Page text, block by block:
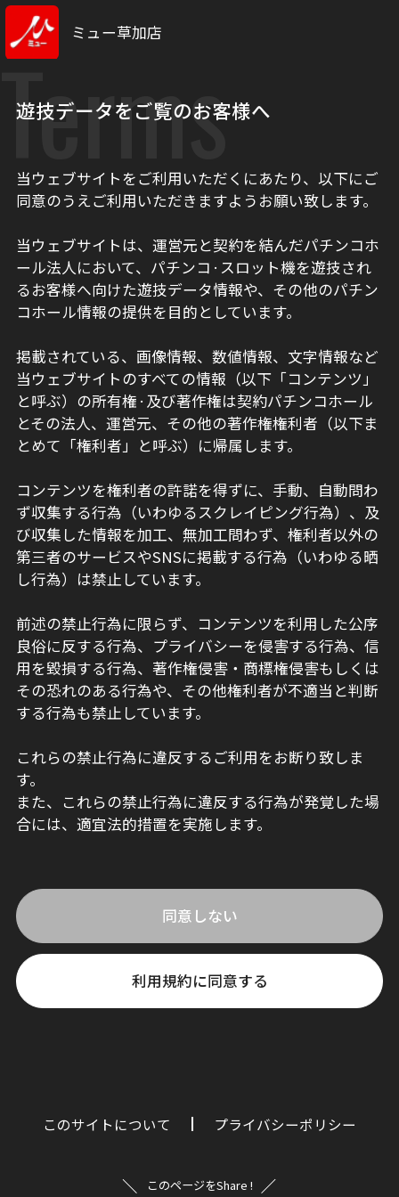
ミュー草加店
Terms
遊技データをご覧のお客様へ
当ウェブサイトをご利用いただくにあたり、以下にご
同意のうえご利用いただきますようお願い致します。
当ウェブサイトは、運営元と契約を結んだパチンコホ
ール法人において、パチンコ·スロット機を遊技され
るお客様へ向けた遊技データ情報や、その他のパチン
コホール情報の提供を目的としています。
掲載されている、画像情報、数値情報、文字情報など
当ウェブサイトのすべての情報（以下「コンテンツ」
と呼ぶ）の所有権·及び著作権は契約パチンコホール
とその法人、運営元、その他の著作権権利者（以下ま
とめて「権利者」と呼ぶ）に帰属します。
コンテンツを権利者の許諾を得ずに、手動、自動問わ
ず収集する行為（いわゆるスクレイピング行為）、及
び収集した情報を加工、無加工問わず、権利者以外の
第三者のサービスやSNSに掲載する行為（いわゆる晒
し行為）は禁止しています。
前述の禁止行為に限らず、コンテンツを利用した公序
良俗に反する行為、プライバシーを侵害する行為、信
用を毀損する行為、著作権侵害・商標権侵害もしくは
その恐れのある行為や、その他権利者が不適当と判断
する行為も禁止しています。
これらの禁止行為に違反するご利用をお断り致しま
す。
また、これらの禁止行為に違反する行為が発覚した場
合には、適宜法的措置を実施します。
同意しない
利用規約に同意する
このサイトについて プライバシーポリシー
このページをShare !